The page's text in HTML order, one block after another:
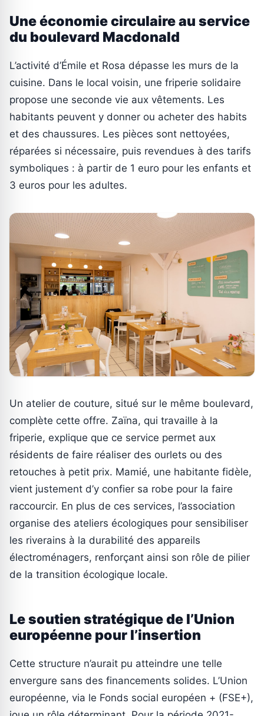
Une économie circulaire au service
du boulevard Macdonald
L’activité d’Émile et Rosa dépasse les murs de la
cuisine. Dans le local voisin, une friperie solidaire
propose une seconde vie aux vêtements. Les
habitants peuvent y donner ou acheter des habits
et des chaussures. Les pièces sont nettoyées,
réparées si nécessaire, puis revendues à des tarifs
symboliques : à partir de 1 euro pour les enfants et
3 euros pour les adultes.
Un atelier de couture, situé sur le même boulevard,
complète cette offre. Zaïna, qui travaille à la
friperie, explique que ce service permet aux
résidents de faire réaliser des ourlets ou des
retouches à petit prix. Mamié, une habitante fidèle,
vient justement d’y confier sa robe pour la faire
raccourcir. En plus de ces services, l’association
organise des ateliers écologiques pour sensibiliser
les riverains à la durabilité des appareils
électroménagers, renforçant ainsi son rôle de pilier
de la transition écologique locale.
Le soutien stratégique de l’Union
européenne pour l’insertion
Cette structure n’aurait pu atteindre une telle
envergure sans des financements solides. L’Union
européenne, via le Fonds social européen + (FSE+),